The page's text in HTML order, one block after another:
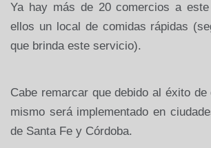
Ya hay más de 20 comercios a
ellos un local de comidas rápidas
que brinda este servicio).
Cabe remarcar que debido al éxito
mismo será implementado en
de Santa Fe y Córdoba.